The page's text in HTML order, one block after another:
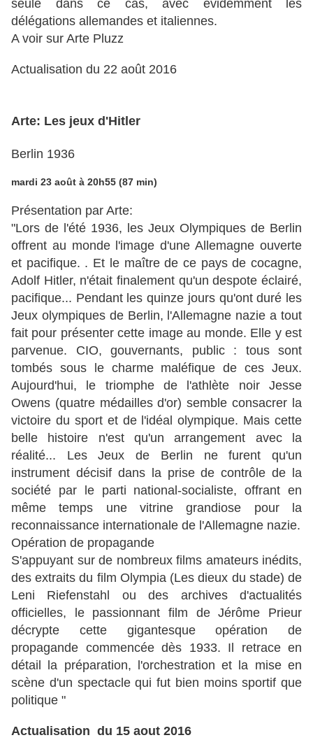
seule dans ce cas, avec évidemment les
délégations allemandes et italiennes.
A voir sur Arte Pluzz
Actualisation du 22 août 2016
Arte: Les jeux d'Hitler
Berlin 1936
mardi 23 août à 20h55 (87 min)
Présentation par Arte:
"Lors de l'été 1936, les Jeux Olympiques de Berlin
offrent au monde l'image d'une Allemagne ouverte
et pacifique. . Et le maître de ce pays de cocagne,
Adolf Hitler, n'était finalement qu'un despote éclairé,
pacifique... Pendant les quinze jours qu'ont duré les
Jeux olympiques de Berlin, l'Allemagne nazie a tout
fait pour présenter cette image au monde. Elle y est
parvenue. CIO, gouvernants, public : tous sont
tombés sous le charme maléfique de ces Jeux.
Aujourd'hui, le triomphe de l'athlète noir Jesse
Owens (quatre médailles d'or) semble consacrer la
victoire du sport et de l'idéal olympique. Mais cette
belle histoire n'est qu'un arrangement avec la
réalité... Les Jeux de Berlin ne furent qu'un
instrument décisif dans la prise de contrôle de la
société par le parti national-socialiste, offrant en
même temps une vitrine grandiose pour la
reconnaissance internationale de l'Allemagne nazie.
Opération de propagande
S'appuyant sur de nombreux films amateurs inédits,
des extraits du film Olympia (Les dieux du stade) de
Leni Riefenstahl ou des archives d'actualités
officielles, le passionnant film de Jérôme Prieur
décrypte cette gigantesque opération de
propagande commencée dès 1933. Il retrace en
détail la préparation, l'orchestration et la mise en
scène d'un spectacle qui fut bien moins sportif que
politique "
Actualisation du 15 aout 2016